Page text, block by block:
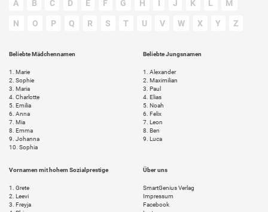
A B C D E F G H I J K L M
N O P Q R S T U V W X Y Z
Beliebte Mädchennamen
1. Marie
2. Sophie
3. Maria
4. Charlotte
5. Emilia
6. Anna
7. Mia
8. Emma
9. Johanna
10. Sophia
Beliebte Jungsnamen
1. Alexander
2. Maximilian
3. Paul
4. Elias
5. Noah
6. Felix
7. Leon
8. Ben
9. Luca
Vornamen mit hohem Sozialprestige
1. Grete
2. Leevi
3. Freyja
Über uns
SmartGenius Verlag
Impressum
Facebook